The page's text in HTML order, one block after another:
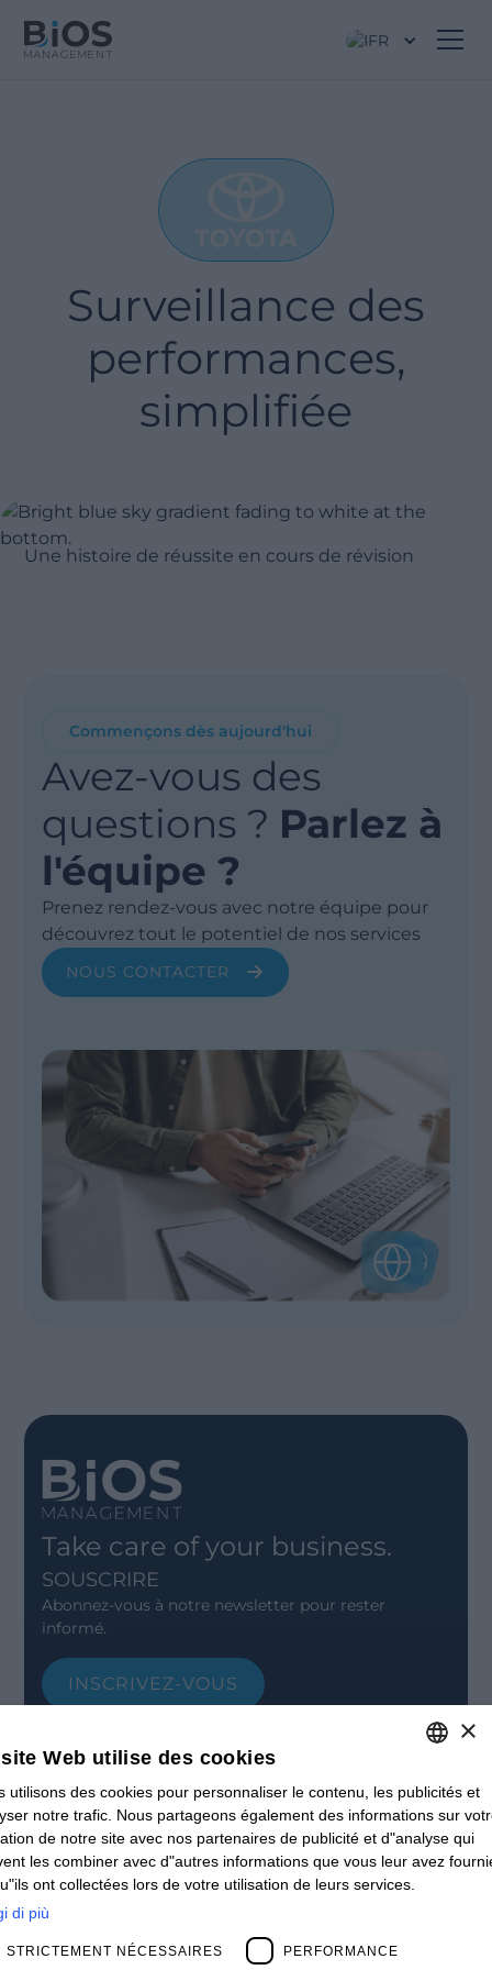
FR
Surveillance des
performances,
simplifiée
Une histoire de réussite en cours de révision
Commençons dès aujourd'hui
Avez-vous des
questions ? Parlez à
l'équipe ?
Prenez rendez-vous avec notre équipe pour
découvrez tout le potentiel de nos services
NOUS CONTACTER
Take care of your business.
SOUSCRIRE
Abonnez-vous à notre newsletter pour rester
informé.
INSCRIVEZ-VOUS
Offices
Contact us
Open positions
STAY UPDATED
Webinars
Past Webinars
News & Events
Past Events
Clients
ITALIAN
FRENCH
×
Web utilise des cookies
utilisons des cookies pour personnaliser le contenu, les publicités et
notre trafic. Nous partageons également des informations sur
de notre site avec nos partenaires de publicité et d"analyse qui
les combiner avec d"autres informations que vous leur avez
ont collectées lors de votre utilisation de leurs services.
di più
STRICTEMENT NÉCESSAIRES PERFORMANCE